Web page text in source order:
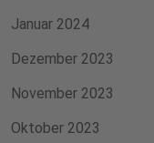
Januar 2024
Dezember 2023
November 2023
Oktober 2023